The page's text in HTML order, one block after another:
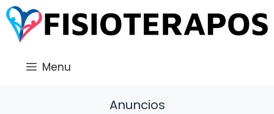
Saltar
al
contenido
Menu
Anuncios